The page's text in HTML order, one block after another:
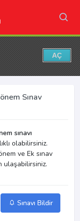
AÇ
Sınav
sınavı
olabilirsiniz.
ve Ek sınav
ulaşabilirsiniz.
Sınavı Bildir